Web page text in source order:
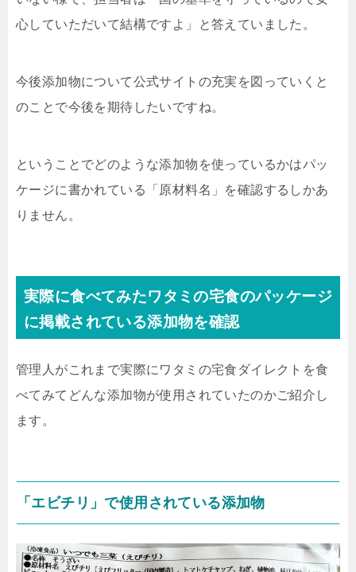
心していただいて結構ですよ」と答えていました。
今後添加物について公式サイトの充実を図っていくと
のことで今後を期待したいですね。
ということでどのような添加物を使っているかはパッ
ケージに書かれている「原材料名」を確認するしかあ
りません。
実際に食べてみたワタミの宅食のパッケージ
に掲載されている添加物を確認
管理人がこれまで実際にワタミの宅食ダイレクトを食
べてみてどんな添加物が使用されていたのかご紹介し
ます。
「エビチリ」で使用されている添加物